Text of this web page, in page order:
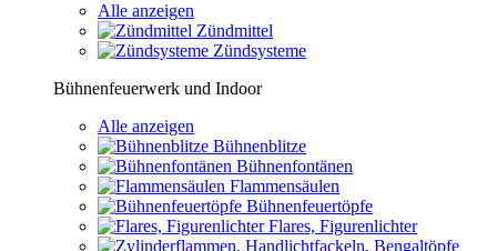
Alle anzeigen
Zündmittel
Zündsysteme
Bühnenfeuerwerk und Indoor
Alle anzeigen
Bühnenblitze
Bühnenfontänen
Flammensäulen
Bühnenfeuertöpfe
Flares, Figurenlichter